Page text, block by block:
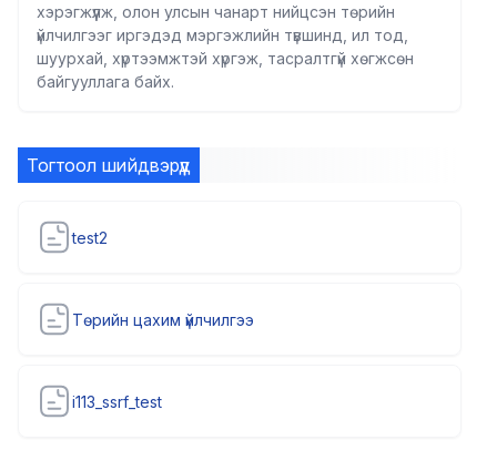
хэрэгжүүлж, олон улсын чанарт нийцсэн төрийн
үйлчилгээг иргэдэд мэргэжлийн түвшинд, ил тод,
шуурхай, хүртээмжтэй хүргэж, тасралтгүй хөгжсөн
байгууллага байх.
Тогтоол шийдвэрүүд
test2
Төрийн цахим үйлчилгээ
i113_ssrf_test